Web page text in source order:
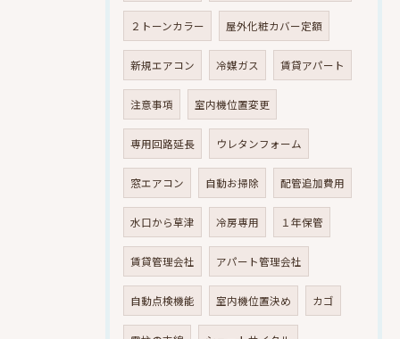
２トーンカラー 屋外化粧カバー定額
新規エアコン 冷媒ガス 賃貸アパート
注意事項 室内機位置変更
専用回路延長 ウレタンフォーム
窓エアコン 自動お掃除 配管追加費用
水口から草津 冷房専用 １年保管
賃貸管理会社 アパート管理会社
自動点検機能 室内機位置決め カゴ